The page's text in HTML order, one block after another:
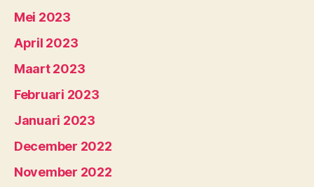
Mei 2023
April 2023
Maart 2023
Februari 2023
Januari 2023
December 2022
November 2022